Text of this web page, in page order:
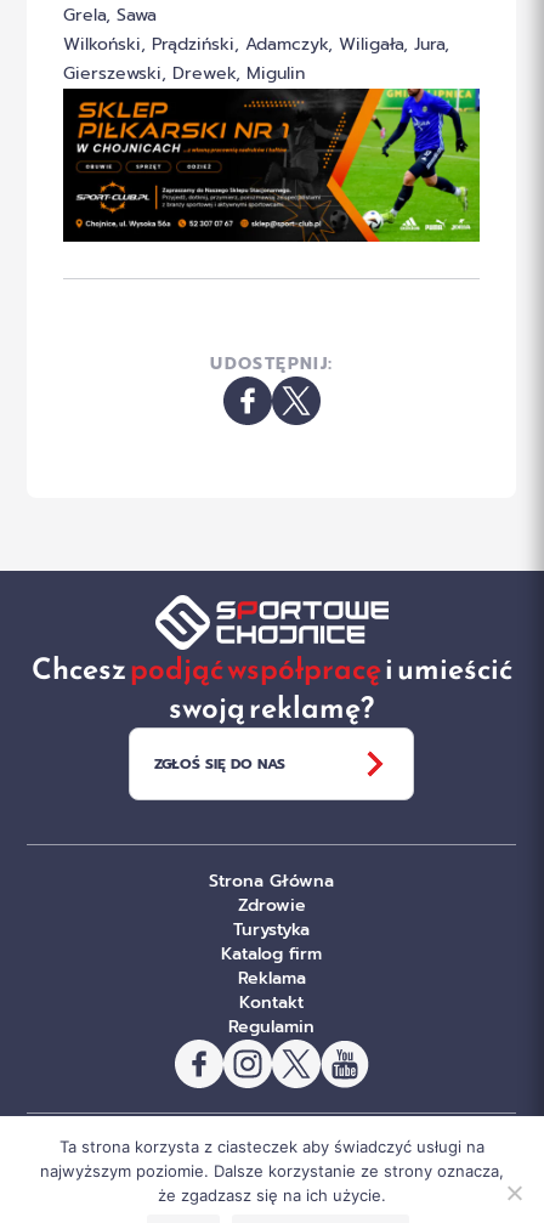
Grela, Sawa
Wilkoński, Prądziński, Adamczyk, Wiligała, Jura,
Gierszewski, Drewek, Migulin
UDOSTĘPNIJ:
Chceszpodjąć współpracęi umieścić
swoją reklamę?
ZGŁOŚ SIĘ DO NAS
Strona Główna
Zdrowie
Turystyka
Katalog firm
Reklama
Kontakt
Regulamin
© Copyright Sportowe Chojnice 2026. Wszelkie prawa
zastrzeżone.
Ta strona korzysta z ciasteczek aby świadczyć usługi na
najwyższym poziomie. Dalsze korzystanie ze strony oznacza,
że zgadzasz się na ich użycie.